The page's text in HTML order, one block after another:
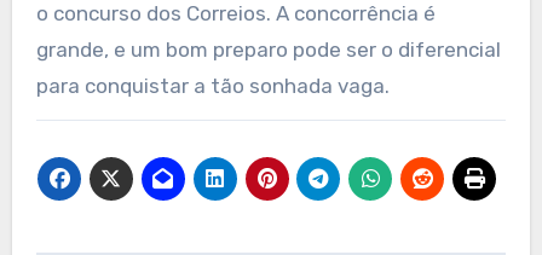
o concurso dos Correios. A concorrência é
grande, e um bom preparo pode ser o diferencial
para conquistar a tão sonhada vaga.